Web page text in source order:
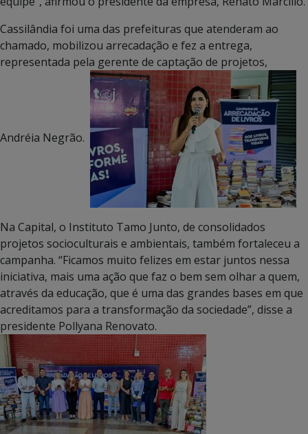
Cassilândia foi uma das prefeituras que atenderam ao
chamado, mobilizou arrecadação e fez a entrega,
representada pela gerente de captação de projetos,
Andréia Negrão.
Na Capital, o Instituto Tamo Junto, de consolidados
projetos socioculturais e ambientais, também fortaleceu a
campanha. “Ficamos muito felizes em estar juntos nessa
iniciativa, mais uma ação que faz o bem sem olhar a quem,
através da educação, que é uma das grandes bases em que
acreditamos para a transformação da sociedade”, disse a
presidente Pollyana Renovato.